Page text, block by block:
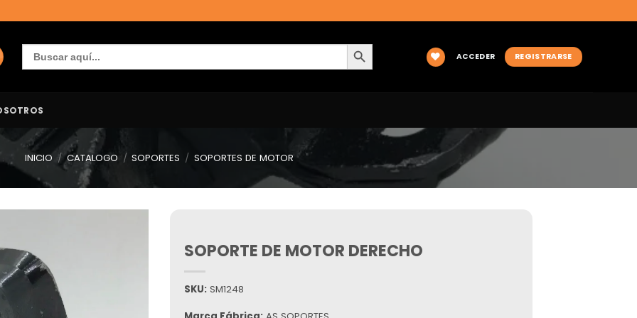
Buscar:
BOTÓN DE BÚSQUEDA
ACCEDER
REGISTRARSE
INICIO / CATALOGO / SOPORTES / SOPORTES DE MOTOR
SOPORTE DE MOTOR DERECHO
SKU: SM1248